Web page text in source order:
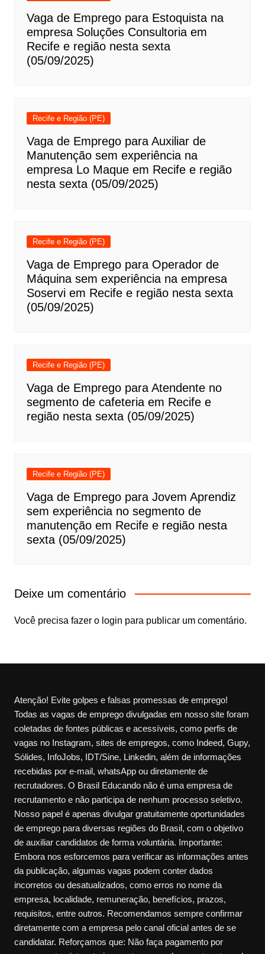
Vaga de Emprego para Estoquista na
empresa Soluções Consultoria em
Recife e região nesta sexta
(05/09/2025)
Recife e Região (PE)
Vaga de Emprego para Auxiliar de
Manutenção sem experiência na
empresa Lo Maque em Recife e região
nesta sexta (05/09/2025)
Recife e Região (PE)
Vaga de Emprego para Operador de
Máquina sem experiência na empresa
Soservi em Recife e região nesta sexta
(05/09/2025)
Recife e Região (PE)
Vaga de Emprego para Atendente no
segmento de cafeteria em Recife e
região nesta sexta (05/09/2025)
Recife e Região (PE)
Vaga de Emprego para Jovem Aprendiz
sem experiência no segmento de
manutenção em Recife e região nesta
sexta (05/09/2025)
Deixe um comentário
Você precisa fazer o login para publicar um comentário.
Atenção! Evite golpes e falsas promessas de emprego!
Todas as vagas de emprego divulgadas em nosso site foram
coletadas de fontes públicas e acessíveis, como perfis de
vagas no Instagram, sites de empregos, como Indeed, Gupy,
Sólides, InfoJobs, IDT/Sine, Linkedin, além de informações
recebidas por e-mail, whatsApp ou diretamente de
recrutadores. O Brasil Educando não é uma empresa de
recrutamento e não participa de nenhum processo seletivo.
Nosso papel é apenas divulgar gratuitamente oportunidades
de emprego para diversas regiões do Brasil, com o objetivo
de auxiliar candidatos de forma voluntária. Importante:
Embora nos esforcemos para verificar as informações antes
da publicação, algumas vagas podem conter dados
incorretos ou desatualizados, como erros no nome da
empresa, localidade, remuneração, benefícios, prazos,
requisitos, entre outros. Recomendamos sempre confirmar
diretamente com a empresa pelo canal oficial antes de se
candidatar. Reforçamos que: Não faça pagamento por